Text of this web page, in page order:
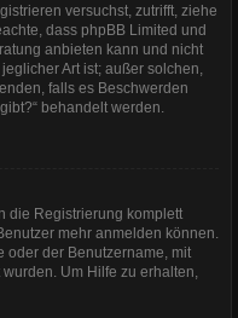
versuchst, zutrifft, ziehe
dass phpBB Limited und
anbieten kann und nicht
Art ist; außer solchen,
falls es Beschwerden
behandelt werden.
die Registrierung komplett
mehr anmelden können.
oder der Benutzername, mit
Um Hilfe zu erhalten,